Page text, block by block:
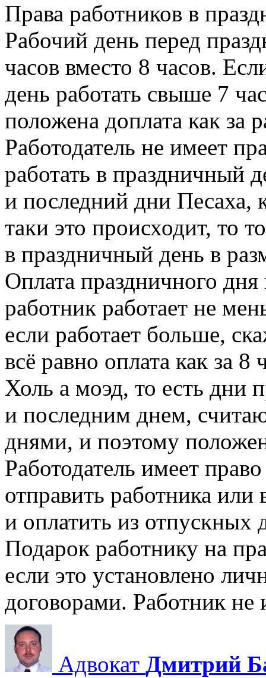
Права работников в
Рабочий день перед
часов вместо 8 часов.
день работать свыше 7
положена доплата как за
Работодатель не имеет
работать в праздничный
и последний дни Песаха,
таки это происходит, то
в праздничный день в
Оплата праздничного дня
работник работает не
если работает больше,
всё равно оплата как за 8
Холь а моэд, то есть дни
и последним днем,
днями, и поэтому
Работодатель имеет
отправить работника или
и оплатить из отпускных
Подарок работнику на
если это установлено
договорами. Работник не
Адвокат Дмитрий